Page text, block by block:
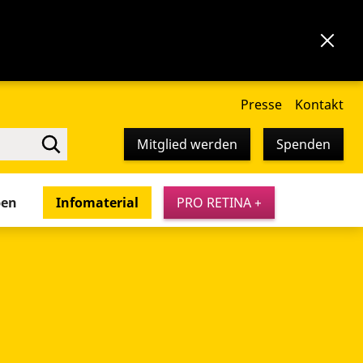
Presse Kontakt
Mitglied werden Spenden
Infomaterial PRO RETINA +